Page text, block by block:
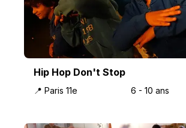
Hip Hop Don't Stop
📍 Paris 11e 6 - 10 ans